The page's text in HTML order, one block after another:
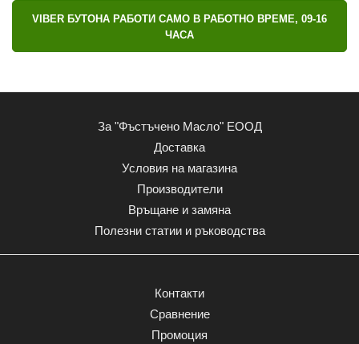
VIBER БУТОНА РАБОТИ САМО В РАБОТНО ВРЕМЕ, 09-16
ЧАСА
За "Фъстъчено Масло" ЕООД
Доставка
Условия на магазина
Производители
Връщане и замяна
Полезни статии и ръководства
Контакти
Сравнение
Промоция